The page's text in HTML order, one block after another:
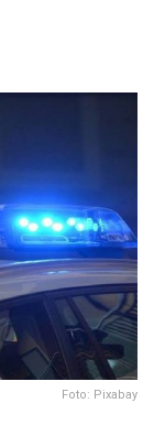
Foto: Pixabay